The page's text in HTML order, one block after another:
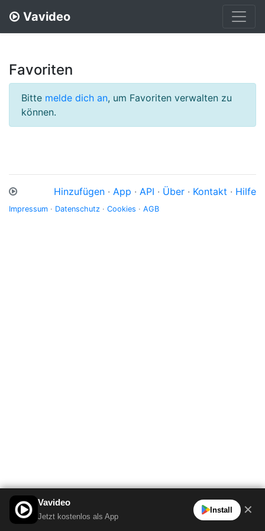
Vavideo
Favoriten
Bitte melde dich an, um Favoriten verwalten zu
können.
Hinzufügen · App · API · Über · Kontakt · Hilfe
Impressum · Datenschutz · Cookies · AGB
Vavideo
Jetzt kostenlos als App
Install ✕